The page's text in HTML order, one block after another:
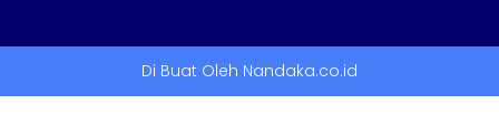
Di Buat Oleh Nandaka.co.id